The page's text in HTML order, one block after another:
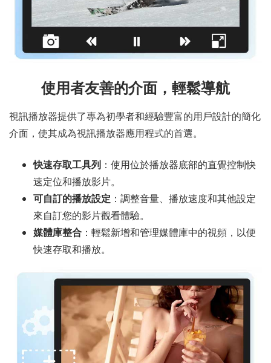
使用者友善的介面，輕鬆導航
視訊播放器提供了專為初學者和經驗豐富的用戶設計的簡化
介面，使其成為視訊播放器應用程式的首選。
快速存取工具列 ：使用位於播放器底部的直覺控制快
速定位和播放影片。
可自訂的播放設定 ：調整音量、播放速度和其他設定
來自訂您的影片觀看體驗。
媒體庫整合 ：輕鬆新增和管理媒體庫中的視頻，以便
快速存取和播放。